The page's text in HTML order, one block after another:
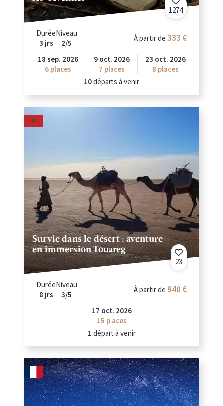
1274
Durée
3 jrs
Niveau
2/5
À partir de 333 €
18 sep. 2026
6places
9 oct. 2026
7 places
23 oct. 2026
8 places
10départs à venir
Survie dans le désert : aventure
en immersion Touareg
23
Durée
8 jrs
Niveau
3/5
À partir de 940 €
17 oct. 2026
15 places
1 départ à venir